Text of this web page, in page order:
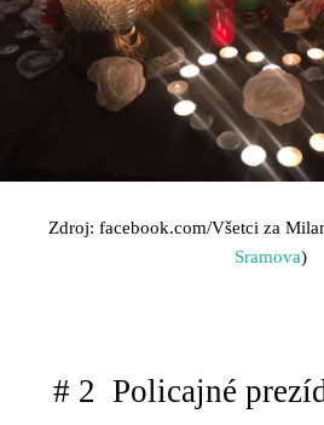
Zdroj: facebook.com/Všetci za
Sramova)
# 2 Policajné